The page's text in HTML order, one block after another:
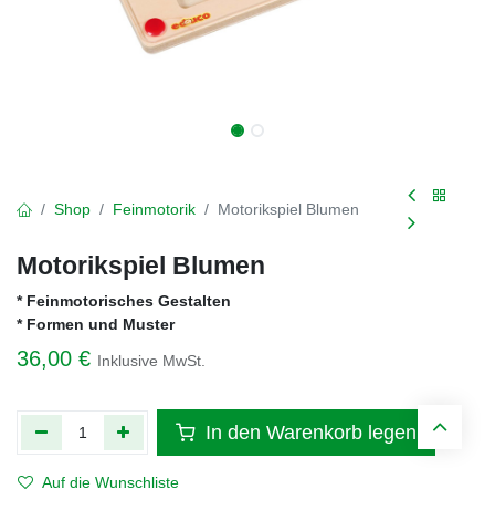
Shop Feinmotorik Motorikspiel Blumen
Motorikspiel Blumen
* Feinmotorisches Gestalten
* Formen und Muster
36,00 € Inklusive MwSt.
In den Warenkorb legen
Auf die Wunschliste